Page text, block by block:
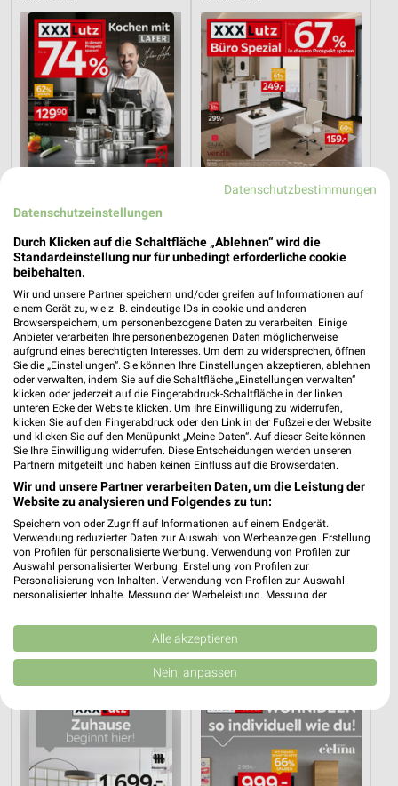
36,5 km
Angebote ab 08.08.
Gültig bis Fr. 14.08.
36,5 km
Gültig bis Fr. 14.08.
XXXLutz
36,5 km
XXXLutz
36,5 km
Gültig bis Fr. 21.08.
XXXLutz
Datenschutzbestimmungen
Datenschutzeinstellungen
Durch Klicken auf die Schaltfläche „Ablehnen“ wird die
Standardeinstellung nur für unbedingt erforderliche cookie
beibehalten.
Wir und unsere Partner speichern und/oder greifen auf Informationen auf
einem Gerät zu, wie z. B. eindeutige IDs in cookie und anderen
Browserspeichern, um personenbezogene Daten zu verarbeiten. Einige
Anbieter verarbeiten Ihre personenbezogenen Daten möglicherweise
aufgrund eines berechtigten Interesses. Um dem zu widersprechen, öffnen
Sie die „Einstellungen“. Sie können Ihre Einstellungen akzeptieren, ablehnen
oder verwalten, indem Sie auf die Schaltfläche „Einstellungen verwalten“
klicken oder jederzeit auf die Fingerabdruck-Schaltfläche in der linken
unteren Ecke der Website klicken. Um Ihre Einwilligung zu widerrufen,
klicken Sie auf den Fingerabdruck oder den Link in der Fußzeile der Website
und klicken Sie auf den Menüpunkt „Meine Daten“. Auf dieser Seite können
Sie Ihre Einwilligung widerrufen. Diese Entscheidungen werden unseren
Partnern mitgeteilt und haben keinen Einfluss auf die Browserdaten.
Wir und unsere Partner verarbeiten Daten, um die Leistung der
Website zu analysieren und Folgendes zu tun:
Speichern von oder Zugriff auf Informationen auf einem Endgerät.
Verwendung reduzierter Daten zur Auswahl von Werbeanzeigen. Erstellung
von Profilen für personalisierte Werbung. Verwendung von Profilen zur
Auswahl personalisierter Werbung. Erstellung von Profilen zur
Personalisierung von Inhalten. Verwendung von Profilen zur Auswahl
personalisierter Inhalte. Messung der Werbeleistung. Messung der
Kombinationen von Daten aus verschiedenen Quellen. Entwicklung und
Verbesserung der Angebote. Verwendung reduzierter Daten zur Auswahl
von Inhalten.
Daten können außerhalb der Europäischen Union weitergegeben und in die
USA gesendet werden.
Website/App.
Partnerliste anzeigen (1 IAB-Anbieter)
Wir nutzen Ihre Daten für folgende Zwecke:
IAB-Verarbeitungszwecke:
Alle akzeptieren
Nein, anpassen